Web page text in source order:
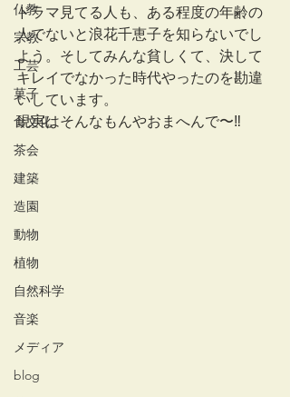
仏教
宗教
工芸
菓子
食文化
茶会
建築
造園
動物
植物
自然科学
音楽
メディア
blog
ドラマ見てる人も、ある程度の年齢の
人でないと浪花千恵子を知らないでし
よう。そしてみんな貧しくて、決して
キレイでなかった時代やったのを勘違
いしています。
現実はそんなもんやおまへんで〜‼︎